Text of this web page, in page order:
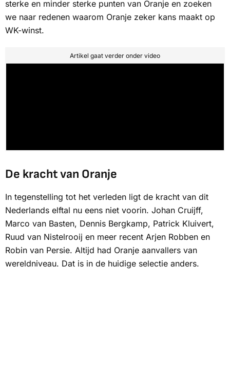
sterke en minder sterke punten van Oranje en zoeken
we naar redenen waarom Oranje zeker kans maakt op
WK-winst.
Artikel gaat verder onder video
De kracht van Oranje
In tegenstelling tot het verleden ligt de kracht van dit
Nederlands elftal nu eens niet voorin. Johan Cruijff,
Marco van Basten, Dennis Bergkamp, Patrick Kluivert,
Ruud van Nistelrooij en meer recent Arjen Robben en
Robin van Persie. Altijd had Oranje aanvallers van
wereldniveau. Dat is in de huidige selectie anders.